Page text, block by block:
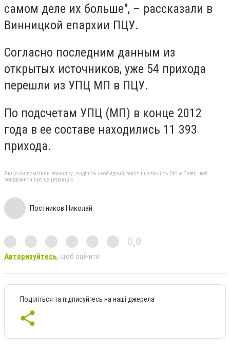
самом деле их больше", – рассказали в
Винницкой епархии ПЦУ.
Согласно последним данным из
открытых источников, уже 54 прихода
перешли из УПЦ МП в ПЦУ.
По подсчетам УПЦ (МП) в конце 2012
года в ее составе находились 11 393
прихода.
Якщо ви помітили помилку, виділіть необхідний текст і натисніть Ctrl + Enter, щоб
повідомити про це редакцію
Постников Николай
0,0
Авторизуйтесь, щоб оцінити
Поділіться та підписуйтесь на наші джерела